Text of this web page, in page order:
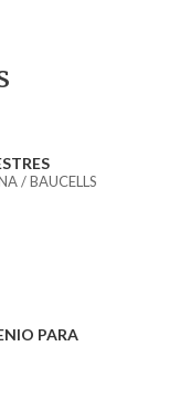
/ BAUCELLS
PARA